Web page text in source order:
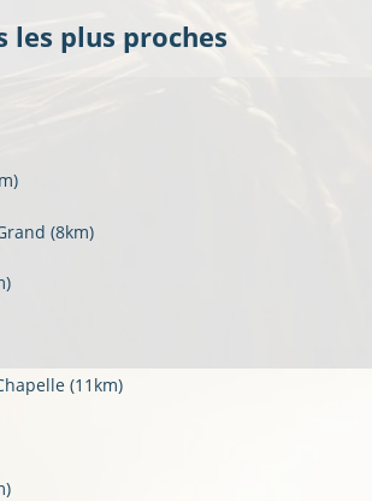
les plus proches
(8km)
(11km)